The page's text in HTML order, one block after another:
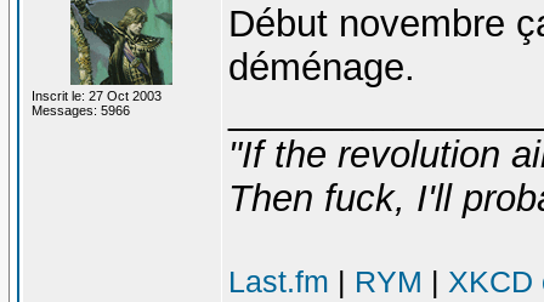
Inscrit le: 27 Oct 2003
Messages: 5966
Début novembre
déménage.
"If the revolution
Then fuck, I'll
Last.fm | RYM | XKCD